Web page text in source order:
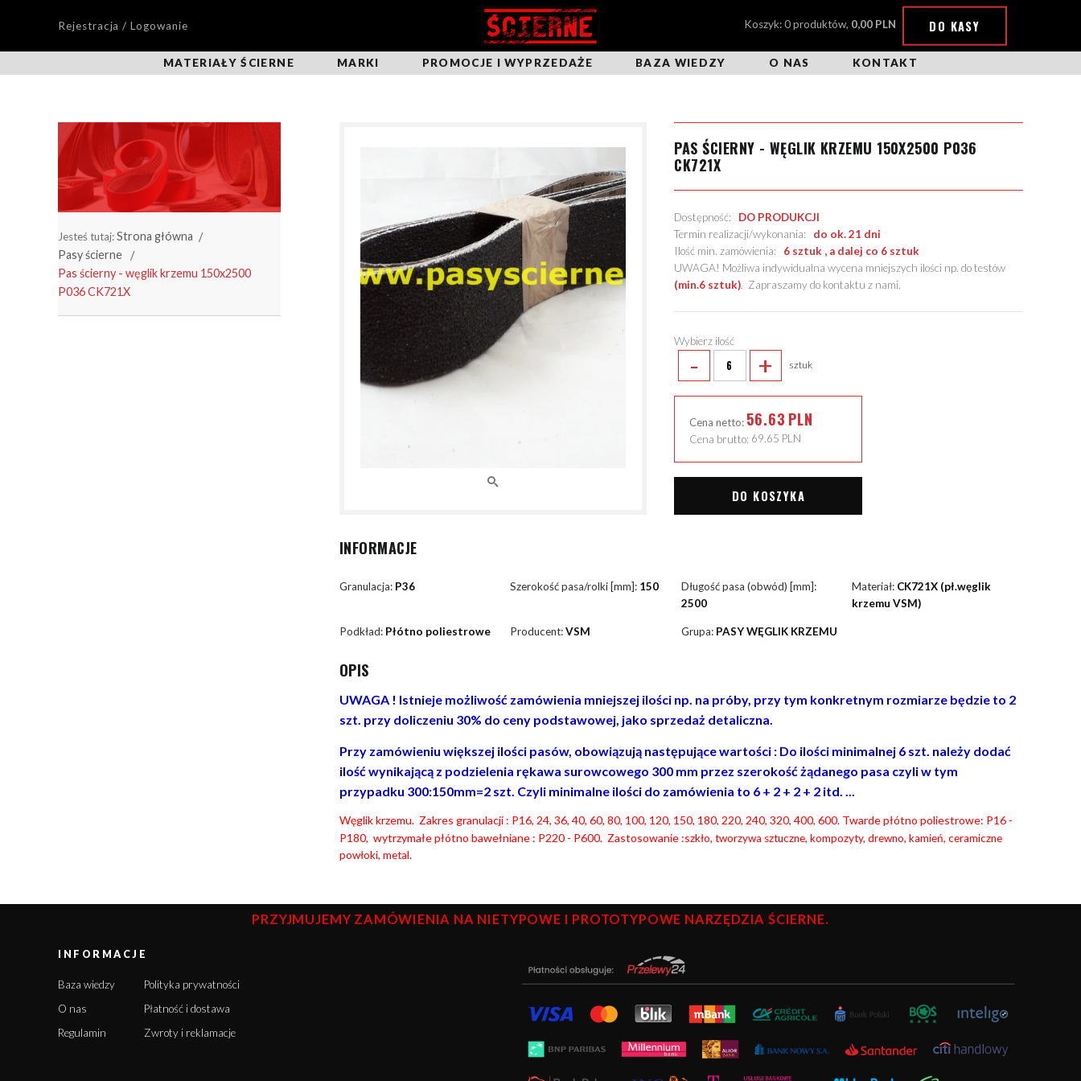
Rejestracja / Logowanie Koszyk: 0 produktów, 0,00 PLN DO KASY
MATERIAŁY ŚCIERNE MARKI PROMOCJE I WYPRZEDAŻE BAZA WIEDZY O NAS KONTAKT
Jesteś tutaj:Strona główna
Pasy ścierne
Pas ścierny - węglik krzemu 150x2500
P036 CK721X
PAS ŚCIERNY - WĘGLIK KRZEMU 150X2500 P036
CK721X
Dostępność: DO PRODUKCJI
Termin realizacji/wykonania: do ok. 21 dni
Ilość min. zamówienia: 6 sztuk , a dalej co 6 sztuk
UWAGA! Możliwa indywidualna wycena mniejszych ilości np. do testów
(min.6 sztuk). Zapraszamy do kontaktu z nami.
Wybierz ilość
- + sztuk
Cena netto: 56.63 PLN
Cena brutto: 69.65 PLN
DO KOSZYKA
INFORMACJE
Granulacja: P36 Szerokość pasa/rolki [mm]: 150
Długość pasa (obwód) [mm]:
2500
Materiał: CK721X (pł.węglik
krzemu VSM)
Podkład: Płótno poliestrowe Producent:VSM Grupa: PASY WĘGLIK KRZEMU
OPIS
UWAGA ! Istnieje możliwość zamówienia mniejszej ilości np. na próby, przy tym konkretnym rozmiarze będzie to 2
szt. przy doliczeniu 30% do ceny podstawowej, jako sprzedaż detaliczna.
Przy zamówieniu większej ilości pasów, obowiązują następujące wartości : Do ilości minimalnej 6 szt. należy dodać
ilość wynikającą z podzielenia rękawa surowcowego 300 mm przez szerokość żądanego pasa czyli w tym
przypadku 300:150mm=2 szt. Czyli minimalne ilości do zamówienia to 6 + 2 + 2 + 2 itd. ...
Węglik krzemu. Zakres granulacji : P16, 24, 36, 40, 60, 80, 100, 120, 150, 180, 220, 240, 320, 400, 600. Twarde płótno poliestrowe: P16 -
P180, wytrzymałe płótno bawełniane : P220 - P600. Zastosowanie :szkło, tworzywa sztuczne, kompozyty, drewno, kamień, ceramiczne
powłoki, metal.
PRZYJMUJEMY ZAMÓWIENIA NA NIETYPOWE I PROTOTYPOWE NARZĘDZIA ŚCIERNE.
INFORMACJE
Baza wiedzy
O nas
Regulamin
Polityka prywatności
Płatność i dostawa
Zwroty i reklamacje